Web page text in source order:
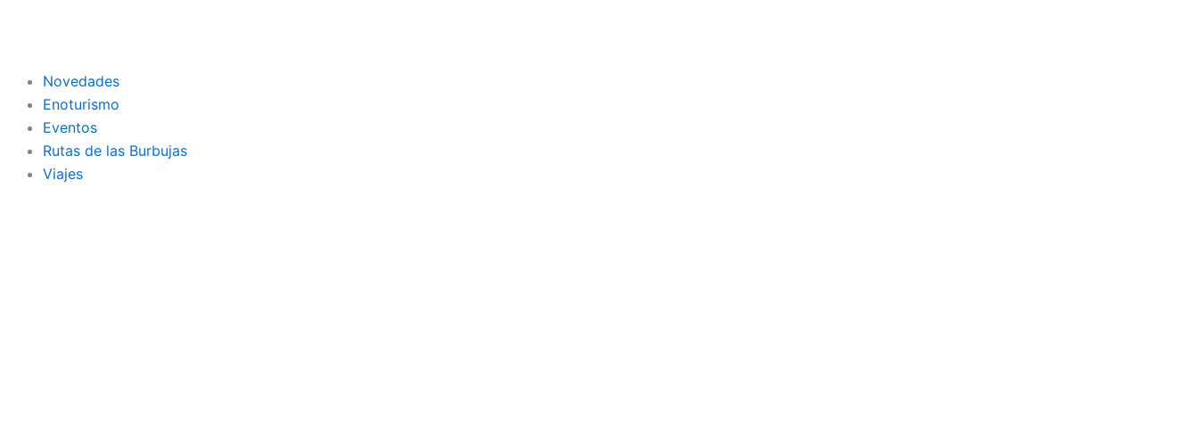
Novedades
Enoturismo
Eventos
Rutas de las Burbujas
Viajes